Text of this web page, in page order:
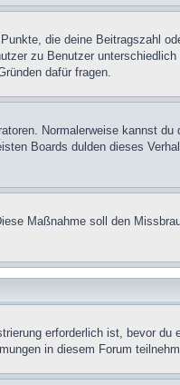
die deine Beitragszahl
zu Benutzer
dafür fragen.
Normalerweise kannst du
Boards dulden dieses
Maßnahme soll den
erforderlich ist, bevor du
in diesem Forum